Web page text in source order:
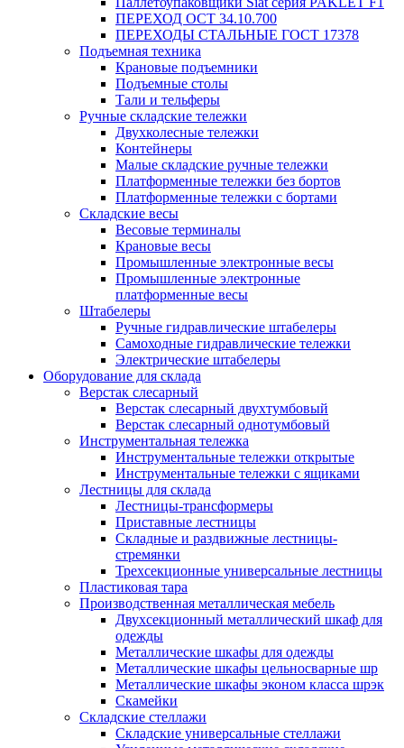
ПЕРЕХОД ОСТ 34.10.700
ПЕРЕХОДЫ СТАЛЬНЫЕ ГОСТ 17378
Подъемная техника
Крановые подъемники
Подъемные столы
Тали и тельферы
Ручные складские тележки
Двухколесные тележки
Контейнеры
Малые складские ручные тележки
Платформенные тележки без бортов
Платформенные тележки с бортами
Складские весы
Весовые терминалы
Крановые весы
Промышленные электронные весы
Промышленные электронные
платформенные весы
Штабелеры
Ручные гидравлические штабелеры
Самоходные гидравлические тележки
Электрические штабелеры
Оборудование для склада
Верстак слесарный
Верстак слесарный двухтумбовый
Верстак слесарный однотумбовый
Инструментальная тележка
Инструментальные тележки открытые
Инструментальные тележки с ящиками
Лестницы для склада
Лестницы-трансформеры
Приставные лестницы
Складные и раздвижные лестницы-
стремянки
Трехсекционные универсальные лестницы
Пластиковая тара
Производственная металлическая мебель
Двухсекционный металлический шкаф для
одежды
Металлические шкафы для одежды
Металлические шкафы цельносварные шр
Металлические шкафы эконом класса шрэк
Скамейки
Складские стеллажи
Складские универсальные стеллажи